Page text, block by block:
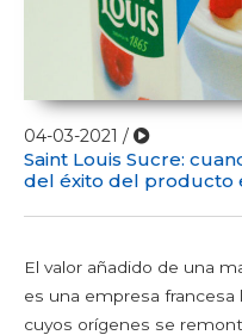
04-03-2021 /
Saint Louis Sucre:
del éxito del producto
El valor añadido de una
es una empresa
cuyos orígenes se